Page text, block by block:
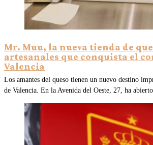
Mr. Muu, la nueva tienda de
artesanales que conquista el
Valencia
Los amantes del queso tienen un nuevo destino
de Valencia. En la Avenida del Oeste, 27, ha abierto